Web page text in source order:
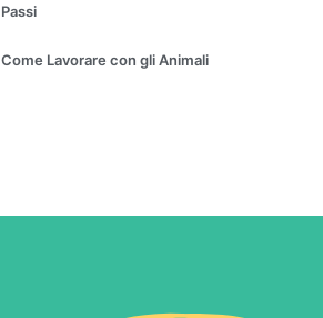
Passi
Come Lavorare con gli Animali